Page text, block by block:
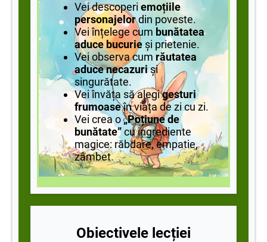
Vei descoperiemoțiile
personajelordin poveste.
Vei înțelege cum bunătatea
aduce bucurie și prietenie.
Vei observa cumrăutatea
aduce necazuriși
singurătate.
Vei învăța să alegigesturi
frumoaseîn viața de zi cu zi.
Vei crea o„Poțiune de
bunătate”cu ingrediente
magice: răbdare, empatie,
zâmbet.
Obiectivele lecției